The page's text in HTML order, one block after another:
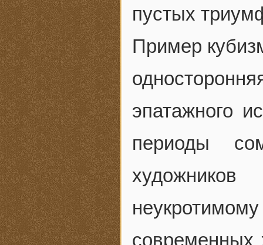
пустых
Пример
эпатажного
периоды
художников
современных